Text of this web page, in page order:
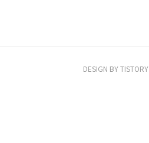
DESIGN BYTISTORY